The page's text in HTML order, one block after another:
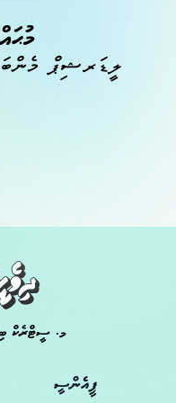
ލީޑަރޝިޕް
މ. ސީޓްރެކް ބިލްޑިންގ
ޕީއެންސީ